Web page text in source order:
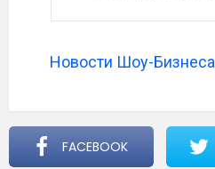
Новости Шоу-Бизнеса
FACEBOOK